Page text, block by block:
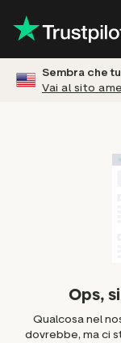
Sembra che
Vai al sito
Ops,
Qualcosa nel
dovrebbe, ma ci